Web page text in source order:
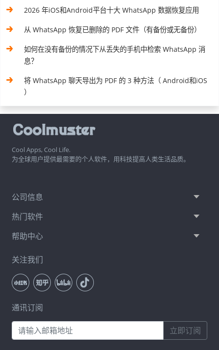
2026 年iOS和Android平台十大 WhatsApp 数据恢复应用
从 WhatsApp 恢复已删除的 PDF 文件（有备份或无备份）
如何在没有备份的情况下从丢失的手机中检索 WhatsApp 消
息？
将 WhatsApp 聊天导出为 PDF 的 3 种方法（ Android和iOS
）
Cool Apps, Cool Life.
为全球用户提供最需要的个人软件，用科技提高人类生活品质。
公司信息
热门软件
帮助中心
关注我们
通讯订阅
立即订阅